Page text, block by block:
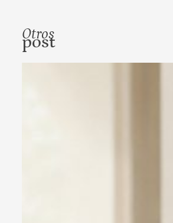
Otros
post